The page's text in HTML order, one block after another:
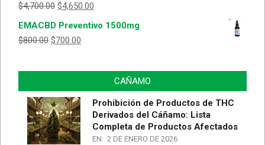
Valorado
5
$4,700.00 $4,650.00
EMACBD Preventivo 1500mg
$800.00 $700.00
CAÑAMO
Prohibición de Productos de THC
Derivados del Cáñamo: Lista
Completa de Productos Afectados
EN: 2 DE ENERO DE 2026